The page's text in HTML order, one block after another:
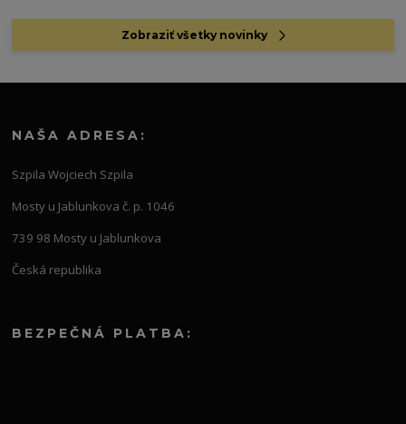
Zobraziť všetky novinky
NAŠA ADRESA:
Szpila Wojciech Szpila
Mosty u Jablunkova č. p. 1046
739 98 Mosty u Jablunkova
Česká republika
BEZPEČNÁ PLATBA: